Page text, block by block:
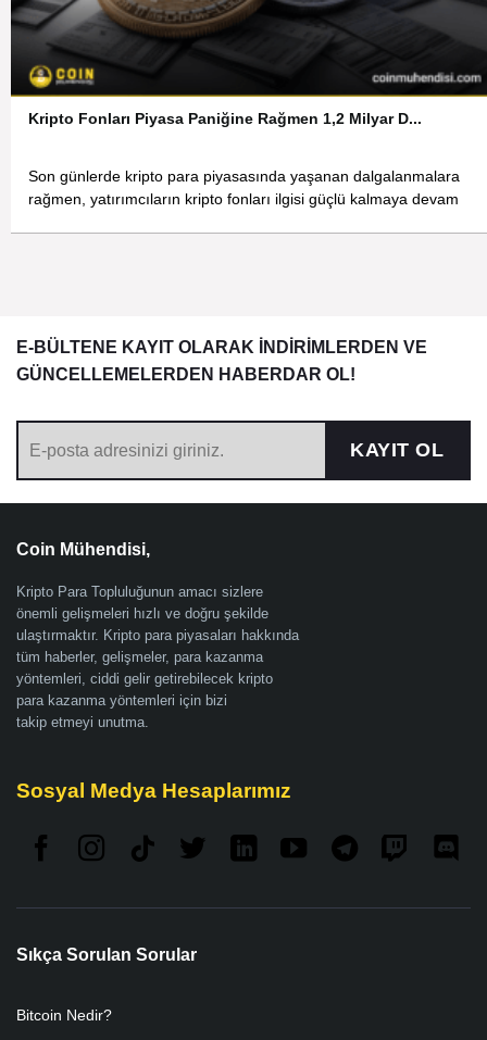
Kripto Fonları Piyasa Paniğine Rağmen 1,2 Milyar D...
Son günlerde kripto para piyasasında yaşanan dalgalanmalara
rağmen, yatırımcıların kripto fonları ilgisi güçlü kalmaya devam
E-BÜLTENE KAYIT OLARAK İNDİRİMLERDEN VE
GÜNCELLEMELERDEN HABERDAR OL!
KAYIT OL
Coin Mühendisi,
Kripto Para Topluluğunun amacı sizlere
önemli gelişmeleri hızlı ve doğru şekilde
ulaştırmaktır. Kripto para piyasaları hakkında
tüm haberler, gelişmeler, para kazanma
yöntemleri, ciddi gelir getirebilecek kripto
para kazanma yöntemleri için bizi
takip etmeyi unutma.
Sosyal Medya Hesaplarımız
Sıkça Sorulan Sorular
Bitcoin Nedir?